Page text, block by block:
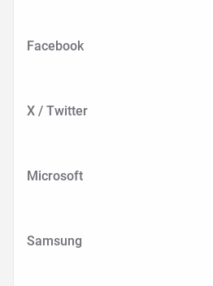
Facebook
X / Twitter
Microsoft
Samsung